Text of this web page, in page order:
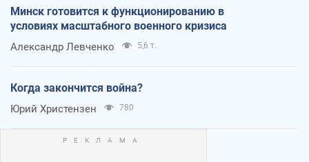
Минск готовится к функционированию в
условиях масштабного военного кризиса
Александр Левченко 5,6 т.
Когда закончится война?
Юрий Христензен 780